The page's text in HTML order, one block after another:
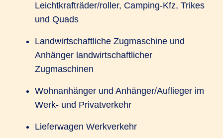
Leichtkrafträder/roller, Camping-Kfz, Trikes
und Quads
Landwirtschaftliche Zugmaschine und
Anhänger landwirtschaftlicher
Zugmaschinen
Wohnanhänger und Anhänger/Auflieger im
Werk- und Privatverkehr
Lieferwagen Werkverkehr